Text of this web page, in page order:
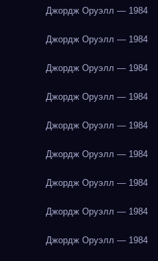
Джордж Оруэлл — 1984
Джордж Оруэлл — 1984
Джордж Оруэлл — 1984
Джордж Оруэлл — 1984
Джордж Оруэлл — 1984
Джордж Оруэлл — 1984
Джордж Оруэлл — 1984
Джордж Оруэлл — 1984
Джордж Оруэлл — 1984